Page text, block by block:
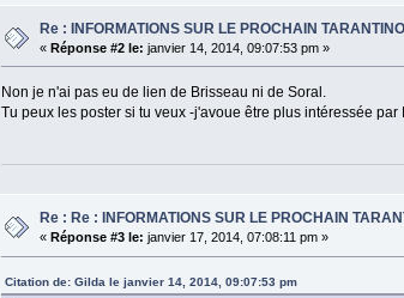
Re : INFORMATIONS SUR LE PROCHAIN TARANTINO
«Réponse #2 le: janvier 14, 2014, 09:07:53 pm »
Non je n'ai pas eu de lien de Brisseau ni de Soral.
Tu peux les poster si tu veux -j'avoue être plus intéressée
Re : Re : INFORMATIONS SUR LE PROCHAIN
«Réponse #3 le: janvier 17, 2014, 07:08:11 pm »
Citation de: Gilda le janvier 14, 2014, 09:07:53 pm